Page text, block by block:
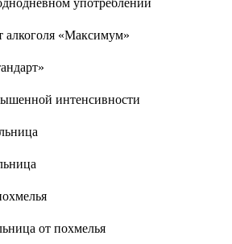
употреблении
алкоголя «Максимум»
интенсивности
от похмелья